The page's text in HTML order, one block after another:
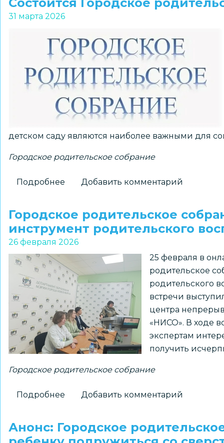
собрание
заработка
подработки
до
преступления:
что
дропперство
уберечь
31 марта 2026
детском саду являются наиболее важными для
Городское родительское собрание
Подробнее
родительское
собрание
Добавить комментарий
Городское родительское
инструмент родительского
26 февраля 2026
25 февраля в
родительское
родительского
встречи
центра
«НИСО». В ходе
экспертам
получить
Городское родительское собрание
Подробнее
собрание
Добавить комментарий
Анонс: Городское